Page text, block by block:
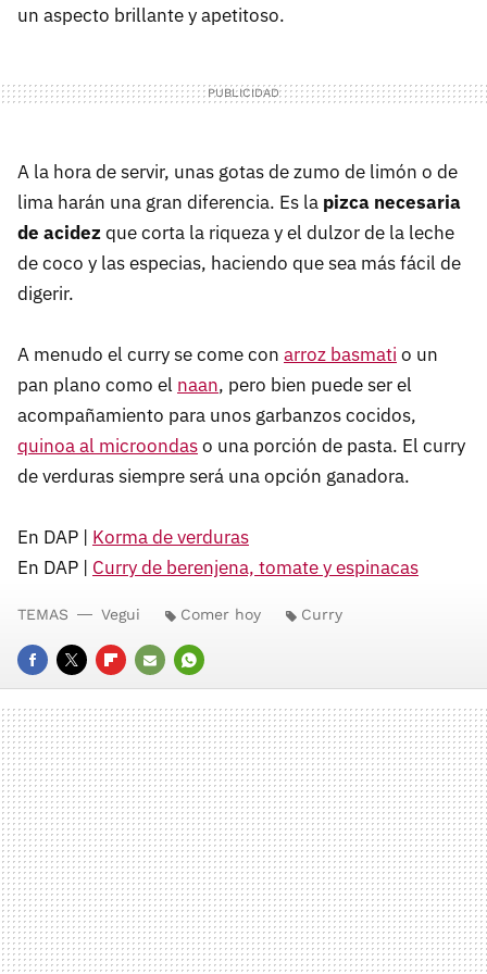
un aspecto brillante y apetitoso.
A la hora de servir, unas gotas de zumo de limón o de
lima harán una gran diferencia. Es la pizca necesaria
de acidezque corta la riqueza y el dulzor de la leche
de coco y las especias, haciendo que sea más fácil de
digerir.
A menudo el curry se come con arroz basmati o un
pan plano como el naan, pero bien puede ser el
acompañamiento para unos garbanzos cocidos,
quinoa al microondaso una porción de pasta. El curry
de verduras siempre será una opción ganadora.
En DAP | Korma de verduras
En DAP | Curry de berenjena, tomate y espinacas
FACEBOOK
TWITTERFLIPBOARD
E-
MAIL
WHATSAPP
TEMAS Vegui Comer hoy Curry